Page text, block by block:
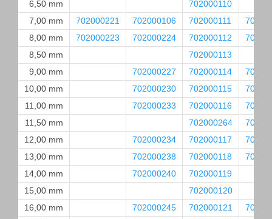
6,50 mm
702000110
7,00 mm
702000221 702000106 702000111
8,00 mm
702000223 702000224 702000112
8,50 mm
702000113
9,00 mm
702000227 702000114
10,00 mm
702000230 702000115
11,00 mm
702000233 702000116
11,50 mm
702000264
12,00 mm
702000234 702000117
13,00 mm
702000238 702000118
14,00 mm
702000240
702000119
15,00 mm
702000120
16,00 mm
702000245 702000121